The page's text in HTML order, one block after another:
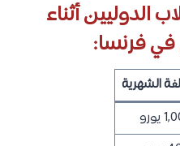
الدوليين أثناء
في فرنسا:
الشهرية